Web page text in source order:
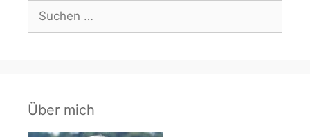
Suchen
nach:
Über mich